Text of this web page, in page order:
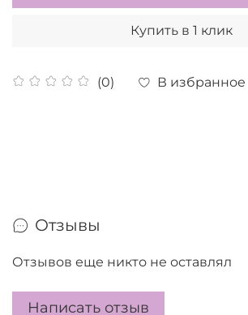
(0) В избранное
Купить в 1 клик
Отзывы
Отзывов еще никто не оставлял
Написать отзыв